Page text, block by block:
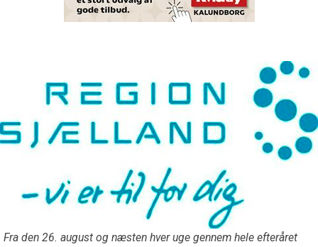
Fra den 26. august og næsten hver uge gennem hele efteråret